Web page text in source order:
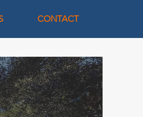
CONTACT